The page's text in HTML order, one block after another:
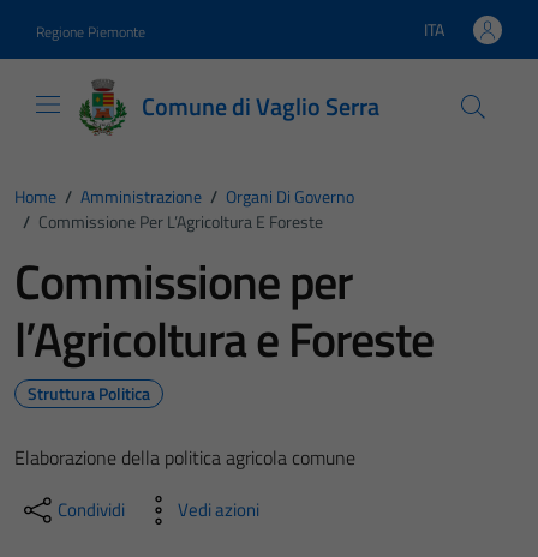
Regione Piemonte Lingua attiva:
ITA
Comune di Vaglio Serra
Home / Amministrazione / Organi Di Governo
/ Commissione Per L’Agricoltura E Foreste
Commissione per
l’Agricoltura e Foreste
Struttura Politica
Elaborazione della politica agricola comune
Condividi Vedi azioni